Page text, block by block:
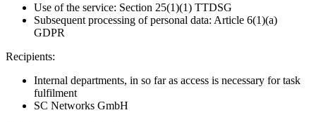
Use of the service: Section 25(1)(1) TTDSG
Subsequent processing of personal data: Article 6(1)(a)
GDPR
Recipients:
Internal departments, in so far as access is necessary for task
fulfilment
SC Networks GmbH